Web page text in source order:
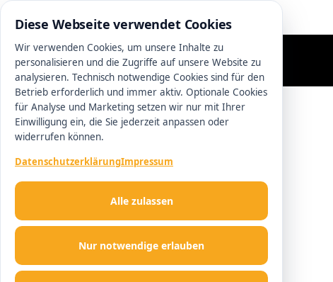
0511 13221100
Diese Webseite verwendet Cookies
Wir verwenden Cookies, um unsere Inhalte zu
personalisieren und die Zugriffe auf unsere Website zu
analysieren. Technisch notwendige Cookies sind für den
Betrieb erforderlich und immer aktiv. Optionale Cookies
für Analyse und Marketing setzen wir nur mit Ihrer
Einwilligung ein, die Sie jederzeit anpassen oder
widerrufen können.
DatenschutzerklärungImpressum
Nur notwendige erlauben
Alle zulassen